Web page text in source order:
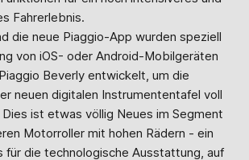
Fahrerlebnis.
die neue Piaggio-App wurden speziell
von iOS- oder Android-Mobilgeräten
Beverly entwickelt, um die
neuen digitalen Instrumententafel voll
ist etwas völlig Neues im Segment
Motorroller mit hohen Rädern - ein
für die technologische Ausstattung, auf